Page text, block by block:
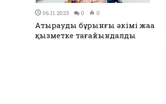
06.11.2023 0 0
Атыраудың бұрынғы әкімі жаңа
қызметке тағайындалды